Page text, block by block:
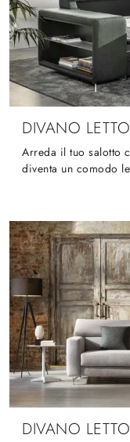
DIVANO
Arreda il tuo salotto
diventa un comodo
DIVANO